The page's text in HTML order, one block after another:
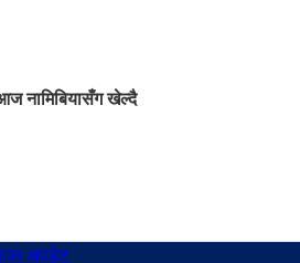
नामिबियासँग खेल्दै
अपडेट